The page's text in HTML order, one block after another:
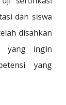
dan siswa
disahkan
yang ingin
yang